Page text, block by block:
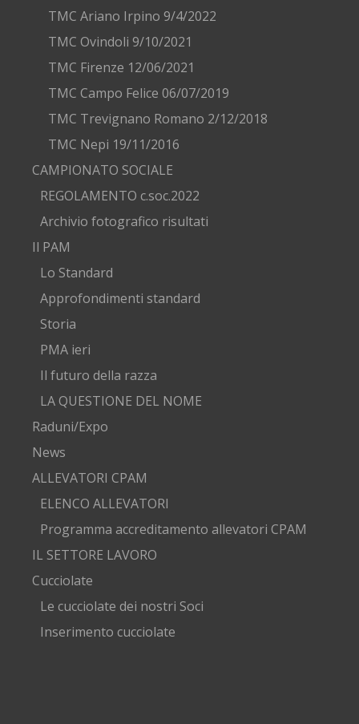
TMC Ariano Irpino 9/4/2022
TMC Ovindoli 9/10/2021
TMC Firenze 12/06/2021
TMC Campo Felice 06/07/2019
TMC Trevignano Romano 2/12/2018
TMC Nepi 19/11/2016
CAMPIONATO SOCIALE
REGOLAMENTO c.soc.2022
Archivio fotografico risultati
Il PAM
Lo Standard
Approfondimenti standard
Storia
PMA ieri
Il futuro della razza
LA QUESTIONE DEL NOME
Raduni/Expo
News
ALLEVATORI CPAM
ELENCO ALLEVATORI
Programma accreditamento allevatori CPAM
IL SETTORE LAVORO
Cucciolate
Le cucciolate dei nostri Soci
Inserimento cucciolate